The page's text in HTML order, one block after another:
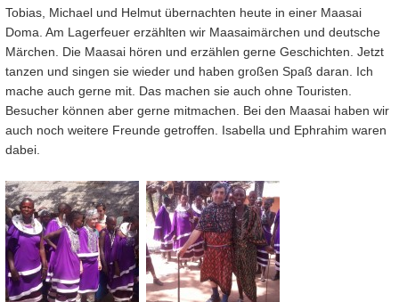
Tobias, Michael und Helmut übernachten heute in einer Maasai
Doma. Am Lagerfeuer erzählten wir Maasaimärchen und deutsche
Märchen. Die Maasai hören und erzählen gerne Geschichten. Jetzt
tanzen und singen sie wieder und haben großen Spaß daran. Ich
mache auch gerne mit. Das machen sie auch ohne Touristen.
Besucher können aber gerne mitmachen. Bei den Maasai haben wir
auch noch weitere Freunde getroffen. Isabella und Ephrahim waren
dabei.